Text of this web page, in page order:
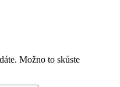
Možno to skúste